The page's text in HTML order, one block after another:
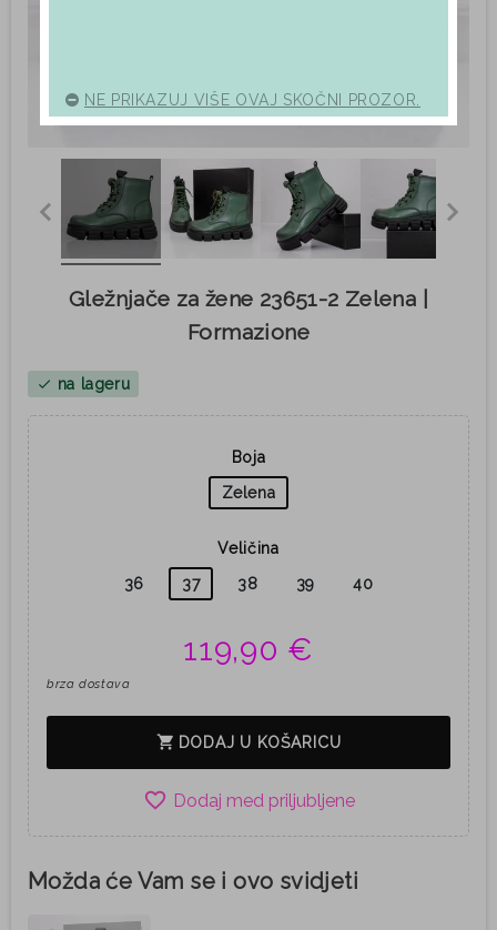
Gležnjače za žene 23651-2 Zelena |
Formazione
check na lageru
Boja
Zelena
Veličina
36
37 38 39 40
119,90 €
brza dostava
shopping_cart DODAJ U KOŠARICU
favorite_border
Možda će Vam se i ovo svidjeti
NE PRIKAZUJ VIŠE OVAJ SKOČNI PROZOR.